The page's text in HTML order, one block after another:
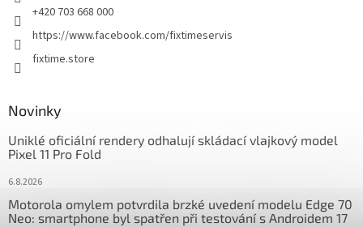
+420 703 668 000
https://www.facebook.com/fixtimeservis
fixtime.store
Novinky
Uniklé oficiální rendery odhalují skládací vlajkový model
Pixel 11 Pro Fold
6.8.2026
Motorola omylem potvrdila brzké uvedení modelu Edge 70
Neo: smartphone byl spatřen při testování s Androidem 17